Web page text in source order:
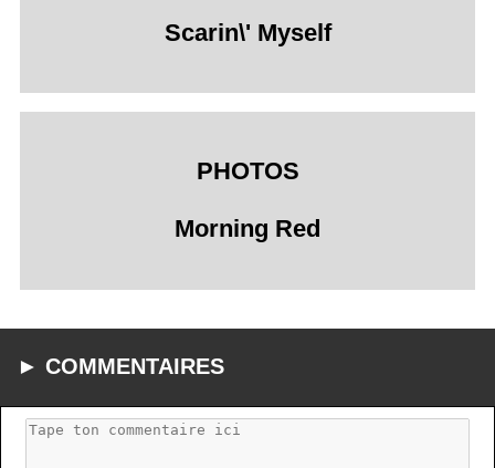
Scarin\' Myself
PHOTOS
Morning Red
► COMMENTAIRES